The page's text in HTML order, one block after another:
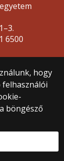
hogy
böngésző
6500